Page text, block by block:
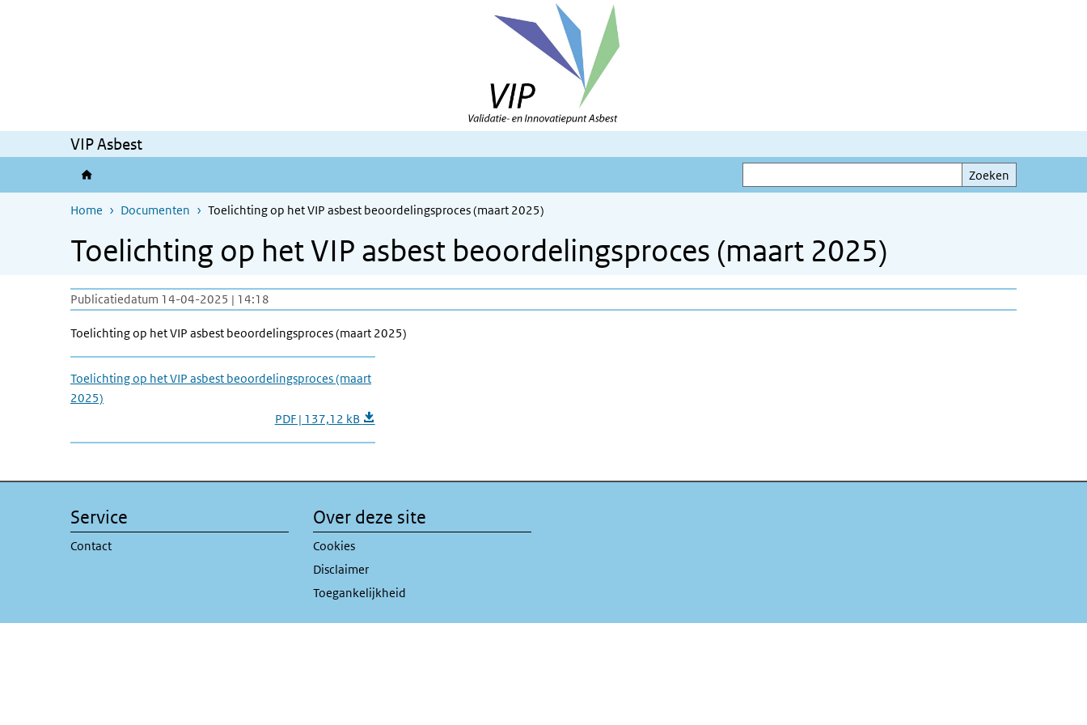
VIP Asbest
Zoeken
Zoeken
Home Documenten Toelichting op het VIP asbest beoordelingsproces (maart 2025)
Toelichting op het VIP asbest beoordelingsproces (maart 2025)
Publicatiedatum 14-04-2025 | 14:18
Toelichting op het VIP asbest beoordelingsproces (maart 2025)
Toelichting op het VIP asbest beoordelingsproces (maart
2025)
PDF | 137,12 kB
Service
Contact
Over deze site
Cookies
Disclaimer
Toegankelijkheid